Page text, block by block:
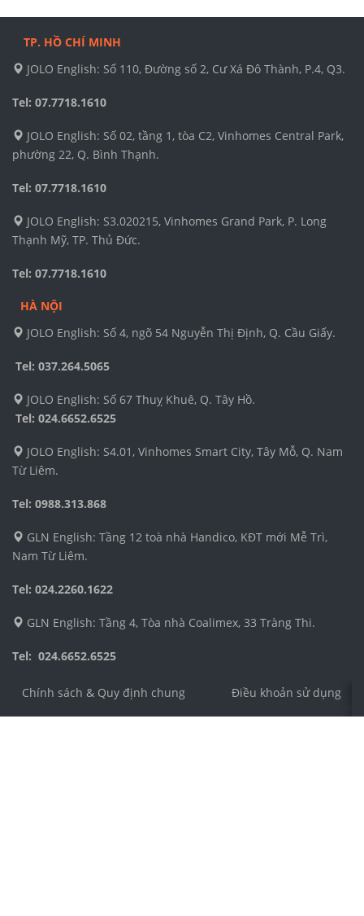
TP. HỒ CHÍ MINH
JOLO English: Số 110, Đường số 2, Cư Xá Đô Thành, P.4, Q3.
Tel: 07.7718.1610
JOLO English: Số 02, tầng 1, tòa C2, Vinhomes Central Park,
phường 22, Q. Bình Thạnh.
Tel: 07.7718.1610
JOLO English: S3.020215, Vinhomes Grand Park, P. Long
Thạnh Mỹ, TP. Thủ Đức.
Tel: 07.7718.1610
HÀ NỘI
JOLO English: Số 4, ngõ 54 Nguyễn Thị Định, Q. Cầu Giấy.
Tel: 037.264.5065
JOLO English: Số 67 Thuỵ Khuê, Q. Tây Hồ.
Tel: 024.6652.6525
JOLO English: S4.01, Vinhomes Smart City, Tây Mỗ, Q. Nam
Từ Liêm.
Tel: 0988.313.868
GLN English: Tầng 12 toà nhà Handico, KĐT mới Mễ Trì,
Nam Từ Liêm.
Tel: 024.2260.1622
GLN English: Tầng 4, Tòa nhà Coalimex, 33 Tràng Thi.
Tel: 024.6652.6525
Chính sách & Quy định chung Điều khoản sử dụng